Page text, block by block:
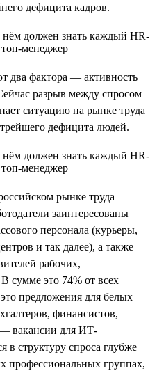
дефицита кадров.
два фактора — активность
разрыв между спросом
ситуацию на рынке труда
дефицита людей.
рынке труда
заинтересованы
персонала (курьеры,
и так далее), а также
рабочих,
сумме это 74% от всех
предложения для белых
финансистов,
вакансии для ИТ-
в структуру спроса глубже
профессиональных группах,